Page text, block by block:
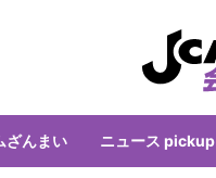
ざんまい ニュース pickup